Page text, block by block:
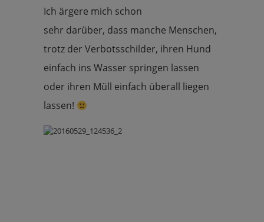
Ich ärgere mich schon
sehr darüber, dass manche Menschen,
trotz der Verbotsschilder, ihren Hund
einfach ins Wasser springen lassen
oder ihren Müll einfach überall liegen
lassen!